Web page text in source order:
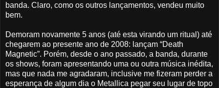
banda. Claro, como os outros lançamentos, vendeu muito
bem.
Demoram novamente 5 anos (até esta virando um ritual) até
chegarem ao presente ano de 2008: lançam “Death
Magnetic”. Porém, desde o ano passado, a banda, durante
os shows, foram apresentando uma ou outra música inédita,
mas que nada me agradaram, inclusive me fizeram perder a
esperança de algum dia o Metallica pegar seu lugar de topo